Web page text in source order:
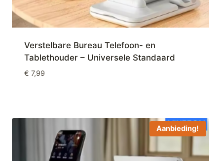
Verstelbare Bureau Telefoon- en
Tablethouder – Universele Standaard
€ 7,99
Aanbieding!